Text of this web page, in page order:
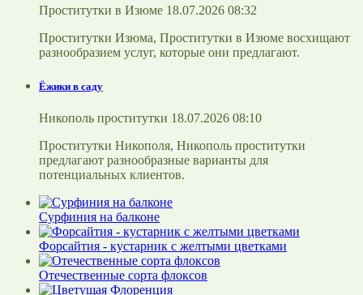
Проститутки в Изюме 18.07.2026 08:32
Проститутки Изюма, Проститутки в Изюме восхищают
разнообразием услуг, которые они предлагают.
Ёжики в саду
Никополь проститутки 18.07.2026 08:10
Проститутки Никополя, Никополь проститутки
предлагают разнообразные варианты для
потенциальных клиентов.
Сурфиния на балконе
Форсайтия - кустарник с желтыми цветками
Отечественные сорта флоксов